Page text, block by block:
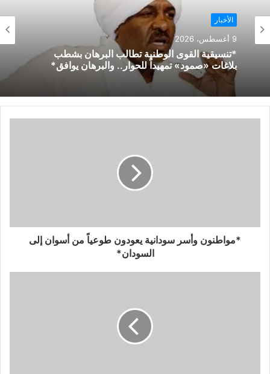
الأخبار
9 أغسطس، 2026
*تنسيقية القوى الوطنية تطالب البرهان بشطب
بلاغات «صمود» تمهيداً للحوار.. والبرهان يوافق*
*مواطنون وأسر سودانية يعودون طوعياً من أسوان إلى
السودان*